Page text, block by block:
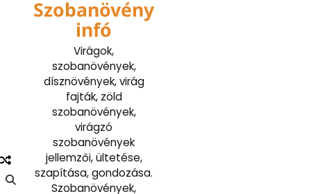
Szobanövény
infó
Virágok,
szobanövények,
dísznövények, virág
fajták, zöld
szobanövények,
virágzó
szobanövények
jellemzői, ültetése,
szapítása, gondozása.
Szobanövények,